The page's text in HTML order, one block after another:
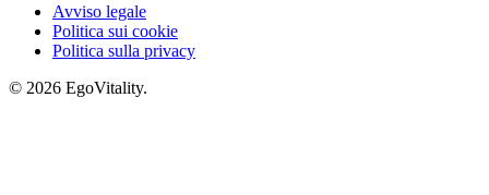
Avviso legale
Politica sui cookie
Politica sulla privacy
© 2026 EgoVitality.